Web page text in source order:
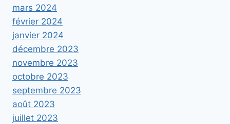
mars 2024
février 2024
janvier 2024
décembre 2023
novembre 2023
octobre 2023
septembre 2023
août 2023
juillet 2023